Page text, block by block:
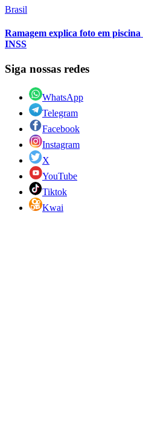
Brasil
Ramagem explica foto em
INSS
Siga nossas redes
WhatsApp
Telegram
Facebook
Instagram
X
YouTube
Tiktok
Kwai